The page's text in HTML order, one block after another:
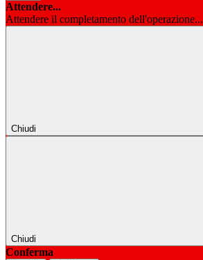
Attendere...
Attendere il completamento dell'operazione...
Chiudi
Chiudi
Conferma